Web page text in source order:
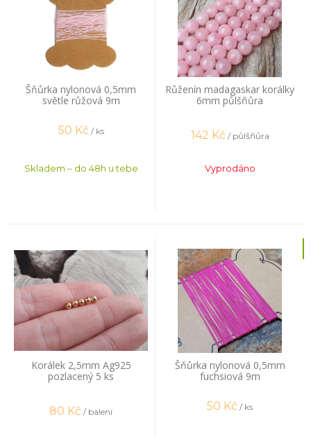
Šňůrka nylonová 0,5mm
světle růžová 9m
50 Kč / ks
Skladem – do 48h u tebe
Růženín madagaskar korálky
6mm půlšňůra
142 Kč / půlšňůra
Vyprodáno
Korálek 2,5mm Ag925
pozlacený 5 ks
80 Kč / balení
Šňůrka nylonová 0,5mm
fuchsiová 9m
50 Kč / ks